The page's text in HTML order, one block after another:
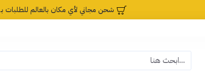
شحن مجاني لأي مكان بالعالم للطلبات بـ 1500 ريال أو أكثر